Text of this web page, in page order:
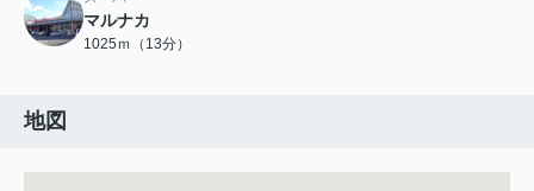
マルナカ
1025ｍ（13分）
地図